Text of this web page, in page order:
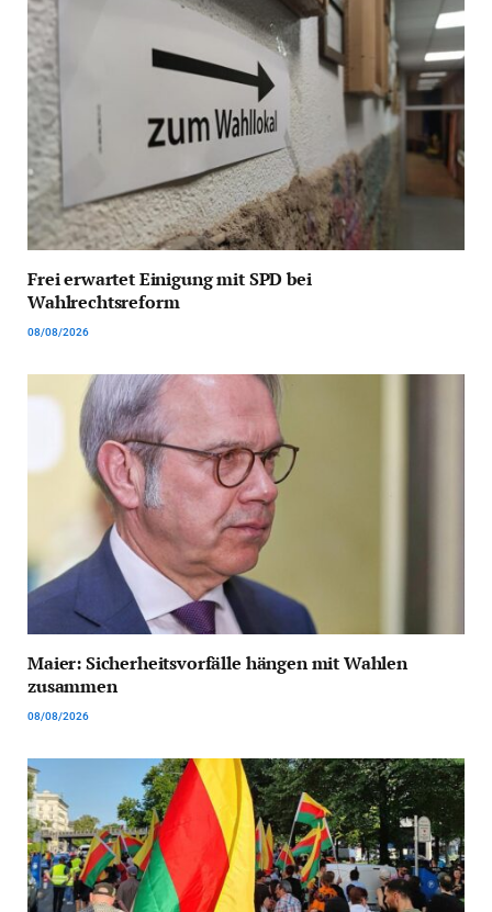
Frei erwartet Einigung mit SPD bei
Wahlrechtsreform
08/08/2026
Maier: Sicherheitsvorfälle hängen mit Wahlen
zusammen
08/08/2026